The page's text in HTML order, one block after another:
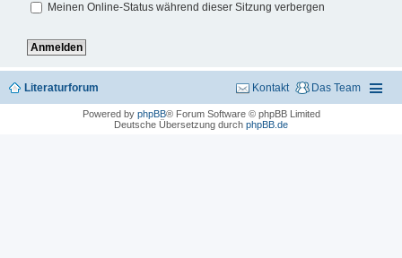
Meinen Online-Status während dieser Sitzung verbergen
Literaturforum Das Team
Kontakt
Powered by phpBB® Forum Software © phpBB Limited
Deutsche Übersetzung durch phpBB.de